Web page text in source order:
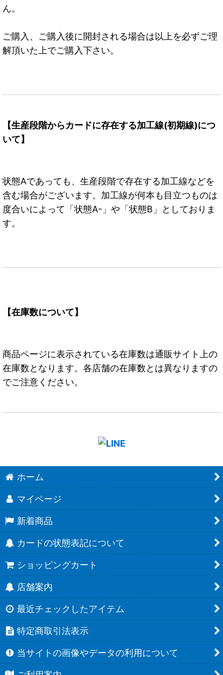
ん。
ご購入、ご購入後に開封される場合は以上を必ずご理
解頂いた上でご購入下さい。
【生産段階からカードに存在する加工線(初期線)につ
いて】
状態Aであっても、生産段階で存在する加工線などを
含む場合がございます。加工線が何本も目立つものは
度合いによって「状態A-」や「状態B」としておりま
す。
【在庫数について】
商品ページに表示されている在庫数は通販サイト上の
在庫数となります。各店舗の在庫数とは異なりますの
でご注意ください。
ホーム
マイページ
新着商品
カードの状態表記について
ショッピングカート
店舗案内
最近チェックしたアイテム
特定商取引法表示
当サイトの画像やデータの利用について